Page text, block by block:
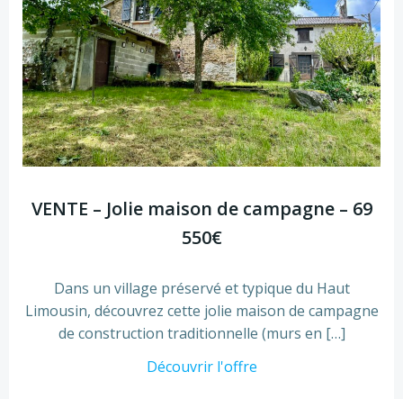
VENTE – Jolie maison de campagne – 69
550€
Dans un village préservé et typique du Haut
Limousin, découvrez cette jolie maison de campagne
de construction traditionnelle (murs en […]
Découvrir l'offre